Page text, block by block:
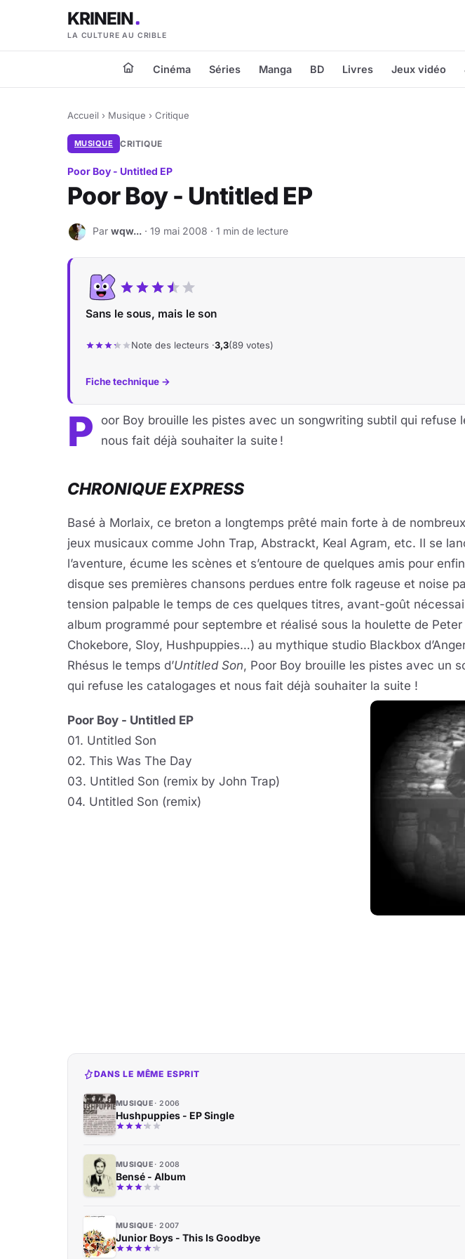
KRINEIN
LA CULTURE AU CRIBLE
Cinéma Séries Manga BD Livres Jeux vidéo
Accueil › Musique › Critique
MUSIQUE CRITIQUE
Poor Boy - Untitled EP
Poor Boy - Untitled EP
W Par wqw... · 19 mai 2008 · 1 min de lecture
Sans le sous, mais le son
Note des lecteurs ·3,3(89 votes)
Fiche technique →
P
oor Boy brouille les pistes avec un songwriting subtil qui refuse
nous fait déjà souhaiter la suite !
CHRONIQUE EXPRESS
Basé à Morlaix, ce breton a longtemps prêté main forte à de
jeux musicaux comme John Trap, Abstrackt, Keal Agram, etc. Il se
l’aventure, écume les scènes et s’entoure de quelques amis pour
disque ses premières chansons perdues entre folk rageuse et noise
tension palpable le temps de ces quelques titres, avant-goût
album programmé pour septembre et réalisé sous la houlette de Peter
Chokebore, Sloy, Hushpuppies…) au mythique studio Blackbox
Rhésus le temps d’Untitled Son, Poor Boy brouille les pistes avec un
qui refuse les catalogages et nous fait déjà souhaiter la suite !
Poor Boy - Untitled EP
01. Untitled Son
02. This Was The Day
03. Untitled Son (remix by John Trap)
04. Untitled Son (remix)
DANS LE MÊME ESPRIT
MUSIQUE 2006
Hushpuppies - EP Single
MUSIQUE 2008
Bensé - Album
MUSIQUE 2007
Junior Boys - This Is Goodbye